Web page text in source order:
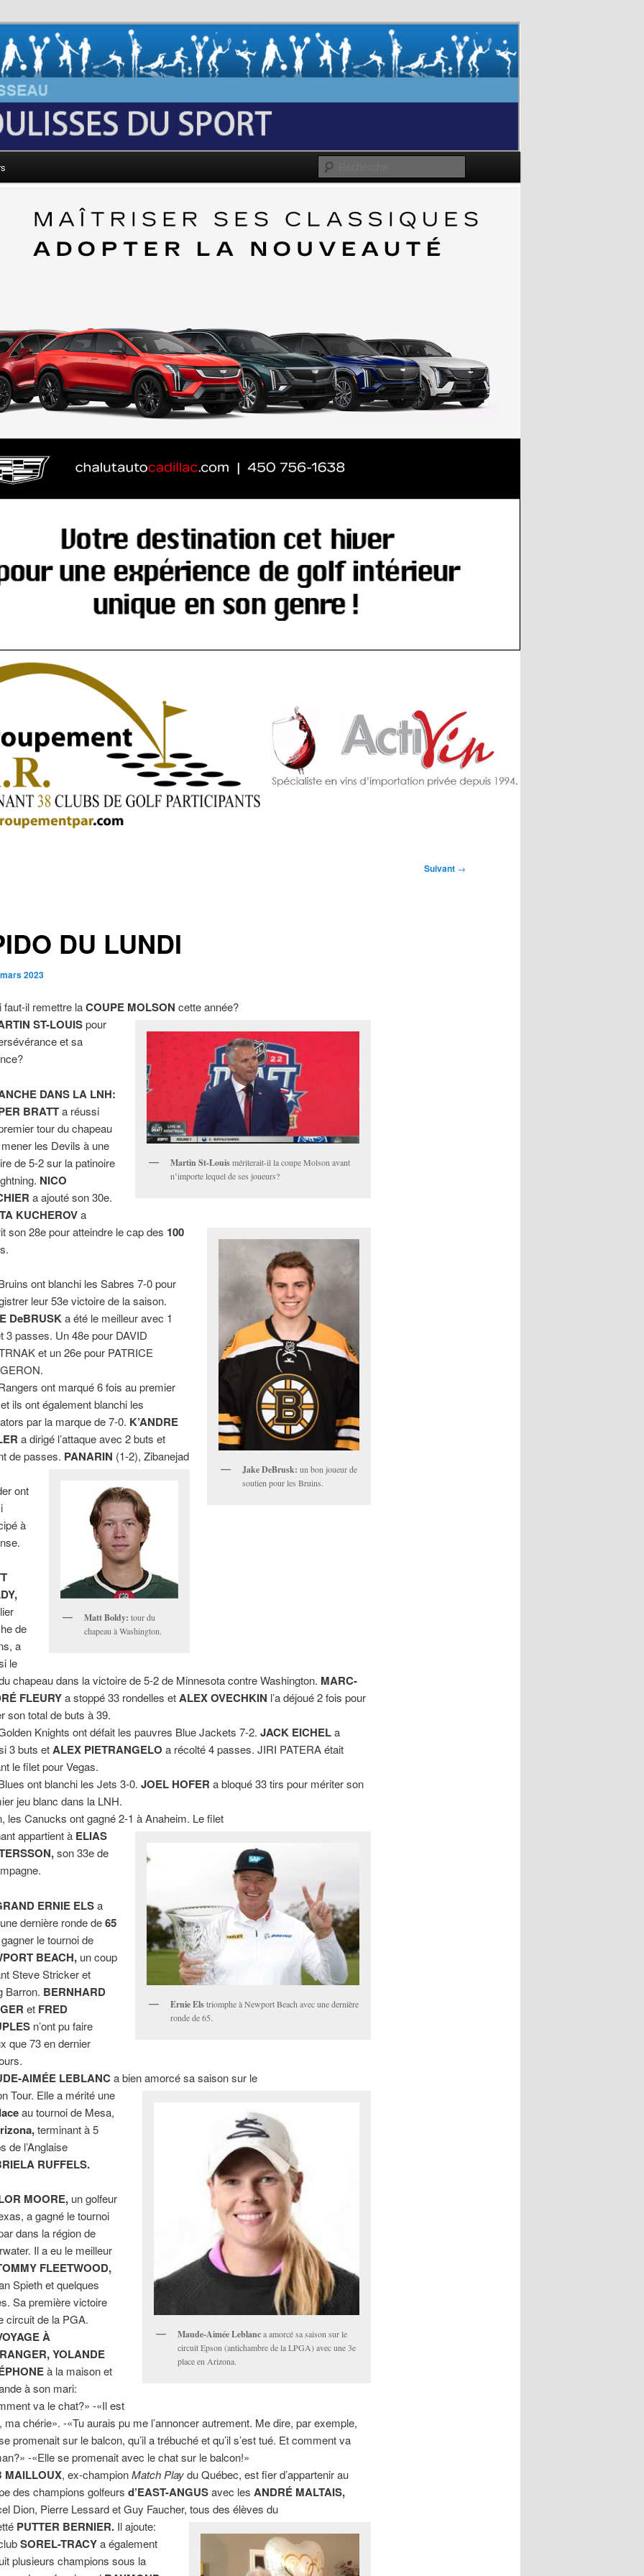
Les Coulisses du Sport
Suivant →
DU LUNDI
2023
faut-il remettre laCOUPE MOLSON cette année?
Martin St-Louismériterait-il la coupe Molson avant
n’importe lequel de ses joueurs?
ST-LOUISpour
et sa
DANS LA LNH:
BRATTa réussi
tour du chapeau
les Devils à une
de 5-2 sur la patinoire
NICO
a ajouté son 30e.
KUCHEROVa
Jake DeBrusk: un bon joueur de
soutien pour les Bruins.
son 28e pour atteindre le cap des 100
ont blanchi les Sabres 7-0 pour
leur 53e victoire de la saison.
DeBRUSKa été le meilleur avec 1
3 passes. Un 48e pour DAVID
et un 26e pour PATRICE
ont marqué 6 fois au premier
ils ont également blanchi les
par la marque de 7-0. K’ANDRE
a dirigé l’attaque avec 2 buts et
de passes. PANARIN (1-2), Zibanejad
Matt Boldy: tour du
chapeau à Washington.
ont
à
de
a
le
chapeau dans la victoire de 5-2 de Minnesota contre Washington. MARC-
FLEURYa stoppé 33 rondelles etALEX OVECHKIN l’a déjoué 2 fois pour
son total de buts à 39.
Knights ont défait les pauvres Blue Jackets 7-2.JACK EICHELa
3 buts etALEX PIETRANGELO a récolté 4 passes. JIRI PATERA était
le filet pour Vegas.
ont blanchi les Jets 3-0.JOEL HOFER a bloqué 33 tirs pour mériter son
jeu blanc dans la LNH.
les Canucks ont gagné 2-1 à Anaheim. Le filet
Ernie Elstriomphe à Newport Beach avec une dernière
ronde de 65.
appartient à ELIAS
son 33e de
ERNIE ELSa
dernière ronde de65
le tournoi de
BEACH, un coup
Steve Stricker et
Barron. BERNHARD
et FRED
n’ont pu faire
que 73 en dernier
AIMÉE LEBLANCa bien amorcé sa saison sur le
Maude-Aimée Leblanca amorcé sa saison sur le
circuit Epson (antichambre de la LPGA) avec une 3e
place en Arizona.
Tour. Elle a mérité une
au tournoi de Mesa,
terminant à 5
de l’Anglaise
RUFFELS.
MOORE, un golfeur
a gagné le tournoi
dans la région de
Il a eu le meilleur
FLEETWOOD,
Spieth et quelques
Sa première victoire
circuit de la PGA.
À
YOLANDE
à la maison et
à son mari:
va le chat?» -«Il est
ma chérie». -«Tu aurais pu me l’annoncer autrement. Me dire, par exemple,
promenait sur le balcon, qu’il a trébuché et qu’il s’est tué. Et comment va
-«Elle se promenait avec le chat sur le balcon!»
MAILLOUX, ex-championMatch Playdu Québec, est fier d’appartenir au
des champions golfeursd’EAST-ANGUSavec les ANDRÉ MALTAIS,
Dion, Pierre Lessard et Guy Faucher, tous des élèves du
PUTTER BERNIER. Il ajoute:
SOREL-TRACYa également
plusieurs champions sous la